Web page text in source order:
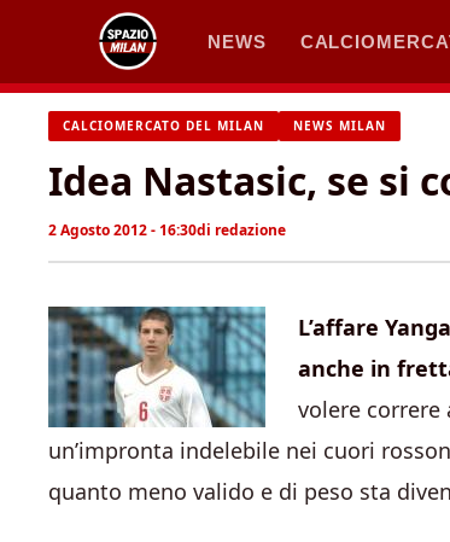
contenuto
NEWS
CALCIOMERCATO DEL MILAN NEWS MILAN
Idea Nastasic, se si
2 Agosto 2012 - 16:30di redazione
L’affare
anche in
volere correre
un’impronta indelebile nei cuori
quanto meno valido e di peso sta